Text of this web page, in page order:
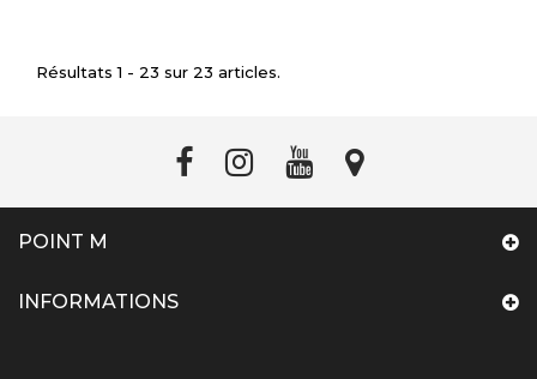
Résultats 1 - 23 sur 23 articles.
POINT M
INFORMATIONS